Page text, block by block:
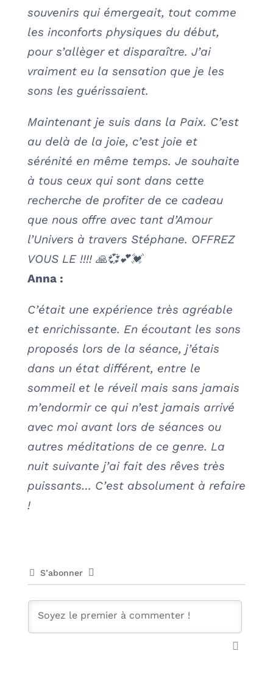
souvenirs qui émergeait, tout comme
les inconforts physiques du début,
pour s’allèger et disparaître. J’ai
vraiment eu la sensation que je les
sons les guérissaient.
Maintenant je suis dans la Paix. C’est
au delà de la joie, c’est joie et
sérénité en même temps. Je souhaite
à tous ceux qui sont dans cette
recherche de profiter de ce cadeau
que nous offre avec tant d’Amour
l’Univers à travers Stéphane. OFFREZ
VOUS LE !!!! 🙏💞💕💓
Anna :
C’était une expérience très agréable
et enrichissante. En écoutant les sons
proposés lors de la séance, j’étais
dans un état différent, entre le
sommeil et le réveil mais sans jamais
m’endormir ce qui n’est jamais arrivé
avec moi avant lors de séances ou
autres méditations de ce genre. La
nuit suivante j’ai fait des rêves très
puissants… C’est absolument à refaire
!
S’abonner